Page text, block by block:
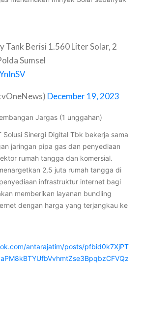
Tank Berisi 1.560 Liter Solar, 2
Sumsel
December 19, 2023
Jargas (1 unggahan)
Solusi Sinergi Digital Tbk bekerja sama
jaringan pipa gas dan penyediaan
rumah tangga dan komersial.
2,5 juta rumah tangga di
infrastruktur internet bagi
memberikan layanan bundling
dengan harga yang terjangkau ke
antarajatim/posts/pfbid0k7XjPT